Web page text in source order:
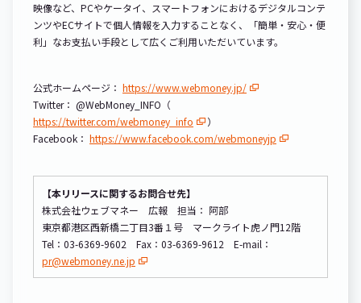
映像など、PCやケータイ、スマートフォンにおけるデジタルコンテ
ンツやECサイトで個人情報を入力することなく、「簡単・安心・便
利」なお支払い手段として広くご利用いただいています。
公式ホームページ： https://www.webmoney.jp/
Twitter： @WebMoney_INFO（
https://twitter.com/webmoney_info
）
Facebook： https://www.facebook.com/webmoneyjp
【本リリースに関するお問合せ先】
株式会社ウェブマネー 広報 担当： 阿部
東京都港区西新橋二丁目3番１号 マークライト虎ノ門12階
Tel：03-6369-9602 Fax：03-6369-9612 E-mail：
pr@webmoney.ne.jp